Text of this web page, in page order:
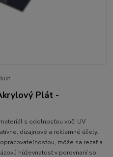
Plát -
s odolnosťou voči UV
dizajnové a reklamné účely.
môže sa rezať a
húževnatosť v porovnaní so